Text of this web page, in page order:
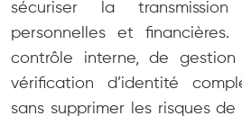
sécuriser la
personnelles et financières.
contrôle interne, de
vérification d’identité
sans supprimer les risques